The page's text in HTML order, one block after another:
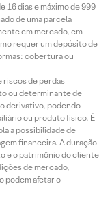
16 dias e máximo de 999
de uma parcela
em mercado, em
requer um depósito de
cobertura ou
riscos de perdas
ou determinante de
derivativo, podendo
ou produto físico. É
a possibilidade de
financeira. A duração
e o patrimônio do cliente
de mercado,
podem afetar o